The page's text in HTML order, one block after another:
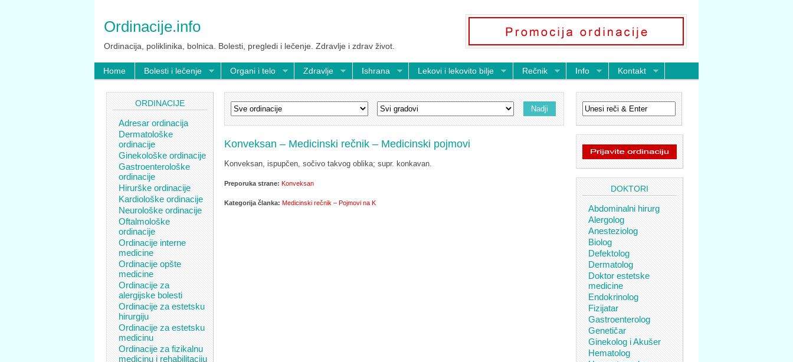
Ordinacije.info
Ordinacija, poliklinika, bolnica. Bolesti, pregledi i lečenje. Zdravlje i zdrav život.
Home Bolesti i lečenje Organi i telo Zdravlje Ishrana Lekovi i lekovito bilje Rečnik Info Kontakt
ORDINACIJE
Adresar ordinacija
Dermatološke
ordinacije
Ginekološke ordinacije
Gastroenterološke
ordinacije
Hirurške ordinacije
Kardiološke ordinacije
Neurološke ordinacije
Oftalmološke
ordinacije
Ordinacije interne
medicine
Ordinacije opšte
medicine
Ordinacije za
alergijske bolesti
Ordinacije za estetsku
hirurgiju
Ordinacije za estetsku
medicinu
Ordinacije za fizikalnu
medicinu i rehabilitaciju
Konveksan – Medicinski rečnik – Medicinski pojmovi
Konveksan, ispupčen, sočivo takvog oblika; supr. konkavan.
Preporuka strane: Konveksan
Kategorija članka: Medicinski rečnik – Pojmovi na K
DOKTORI
Abdominalni hirurg
Alergolog
Anesteziolog
Biolog
Defektolog
Dermatolog
Doktor estetske
medicine
Endokrinolog
Fizijatar
Gastroenterolog
Genetičar
Ginekolog i Akušer
Hematolog